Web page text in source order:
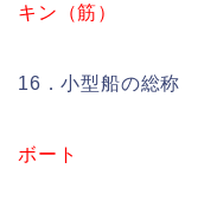
キン（筋）
16．小型船の総称
ボート